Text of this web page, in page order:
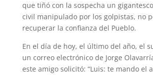
que tiñó con la sospecha un
civil manipulado por los golpistas, no
recuperar la confianza del Pueblo.
En el día de hoy, el último del año, el
un correo electrónico de Jorge
este amigo solicitó: “Luis: te mando el